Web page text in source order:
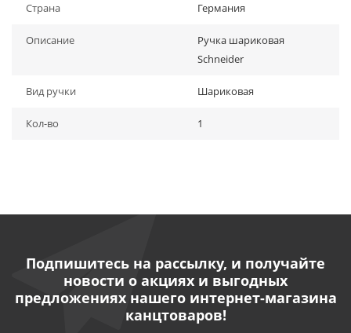
Страна Германия
Описание
Ручка шариковая
Schneider
Вид ручки Шариковая
Кол-во 1
Подпишитесь на рассылку, и получайте
новости о акциях и выгодных
предложениях нашего интернет-магазина
канцтоваров!